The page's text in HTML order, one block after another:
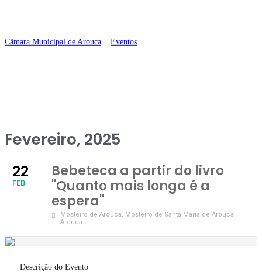
Câmara Municipal de Arouca Eventos
Fevereiro, 2025
22
FEB
Bebeteca a partir do livro
"Quanto mais longa é a
espera"
Mosteiro de Arouca, Mosteiro de Santa Maria de Arouca,
Arouca
Descrição do Evento